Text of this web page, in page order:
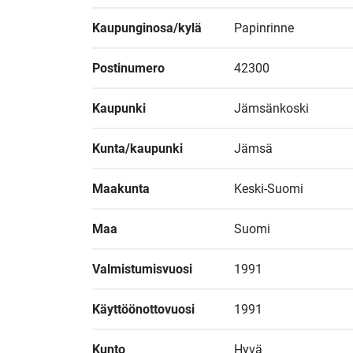
Kaupunginosa/kylä Papinrinne
Postinumero 42300
Kaupunki Jämsänkoski
Kunta/kaupunki Jämsä
Maakunta Keski-Suomi
Maa Suomi
Valmistumisvuosi 1991
Käyttöönottovuosi 1991
Kunto Hyvä